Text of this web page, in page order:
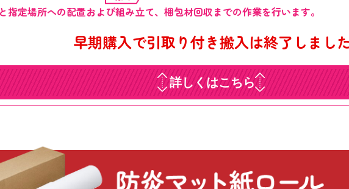
指定場所への配置および組み立て、梱包材回収までの作業を行います。
早期購入で引取り付き搬入は終了しまし
詳しくはこちら​